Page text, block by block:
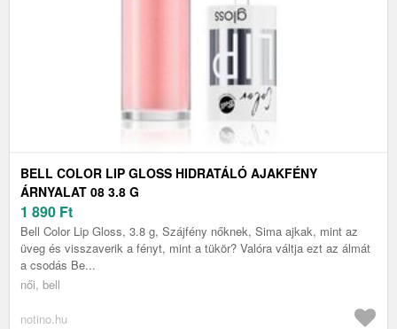
BELL COLOR LIP GLOSS HIDRATÁLÓ AJAKFÉNY
ÁRNYALAT 08 3.8 G
1 890 Ft
Bell Color Lip Gloss, 3.8 g, Szájfény nőknek, Sima ajkak, mint az
üveg és visszaverik a fényt, mint a tükör? Valóra váltja ezt az álmát
a csodás Be...
női, bell
notino.hu